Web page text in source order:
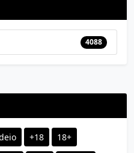
4088
+18 18+